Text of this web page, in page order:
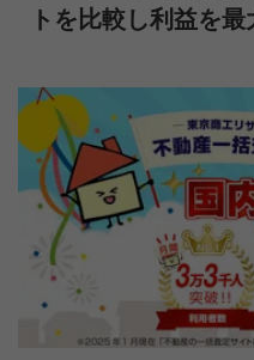
トを比較し利益を最